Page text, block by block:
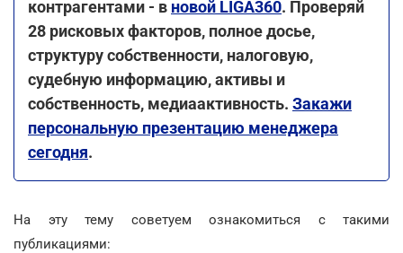
контрагентами - в новой LIGA360. Проверяй
28 рисковых факторов, полное досье,
структуру собственности, налоговую,
судебную информацию, активы и
собственность, медиаактивность. Закажи
персональную презентацию менеджера
сегодня.
На эту тему советуем ознакомиться с такими
публикациями: